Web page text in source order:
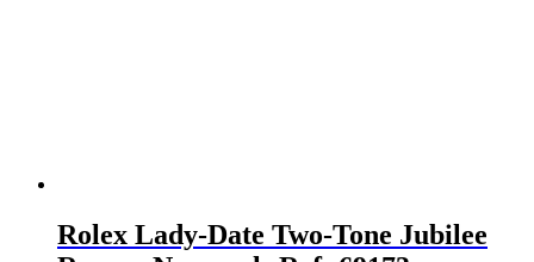
Rolex Lady-Date Two-Tone Jubilee